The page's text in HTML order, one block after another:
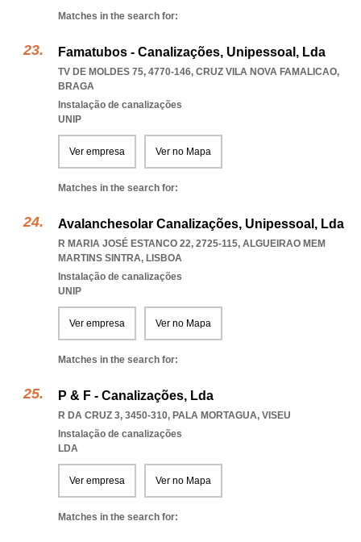
Matches in the search for:
Famatubos - Canalizações, Unipessoal, Lda
TV DE MOLDES 75, 4770-146, CRUZ VILA NOVA FAMALICAO,
BRAGA
Instalação de canalizações
UNIP
Ver empresa Ver no Mapa
Matches in the search for:
Avalanchesolar Canalizações, Unipessoal, Lda
R MARIA JOSÉ ESTANCO 22, 2725-115, ALGUEIRAO MEM
MARTINS SINTRA, LISBOA
Instalação de canalizações
UNIP
Ver empresa Ver no Mapa
Matches in the search for:
P & F - Canalizações, Lda
R DA CRUZ 3, 3450-310, PALA MORTAGUA, VISEU
Instalação de canalizações
LDA
Ver empresa Ver no Mapa
Matches in the search for: